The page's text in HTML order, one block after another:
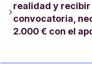
realidad y recibir
convocatoria,
2.000 € con el